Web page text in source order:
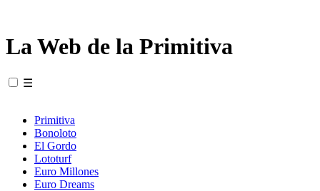
La Web de la Primitiva
☰
Primitiva
Bonoloto
El Gordo
Lototurf
Euro Millones
Euro Dreams